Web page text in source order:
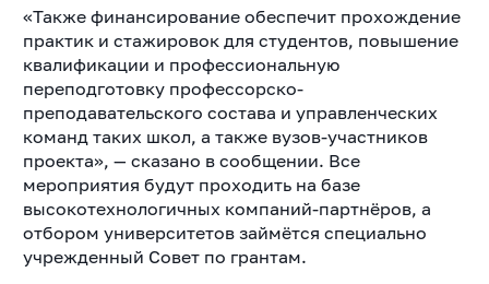
«Также финансирование обеспечит прохождение
практик и стажировок для студентов, повышение
квалификации и профессиональную
переподготовку профессорско-
преподавательского состава и управленческих
команд таких школ, а также вузов-участников
проекта», — сказано в сообщении. Все
мероприятия будут проходить на базе
высокотехнологичных компаний-партнёров, а
отбором университетов займётся специально
учрежденный Совет по грантам.